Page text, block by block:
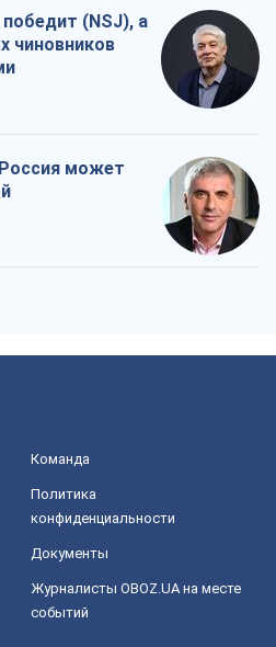
(NSJ), а
чиновников
Россия может
Команда
Политика
конфиденциальности
Документы
Журналисты OBOZ.UA на месте
событий